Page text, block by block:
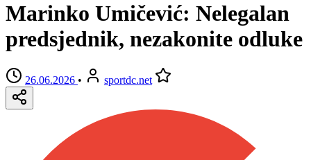
Marinko Umičević: Nelegalan
predsjednik, nezakonite odluke
26.06.2026 • sportdc.net